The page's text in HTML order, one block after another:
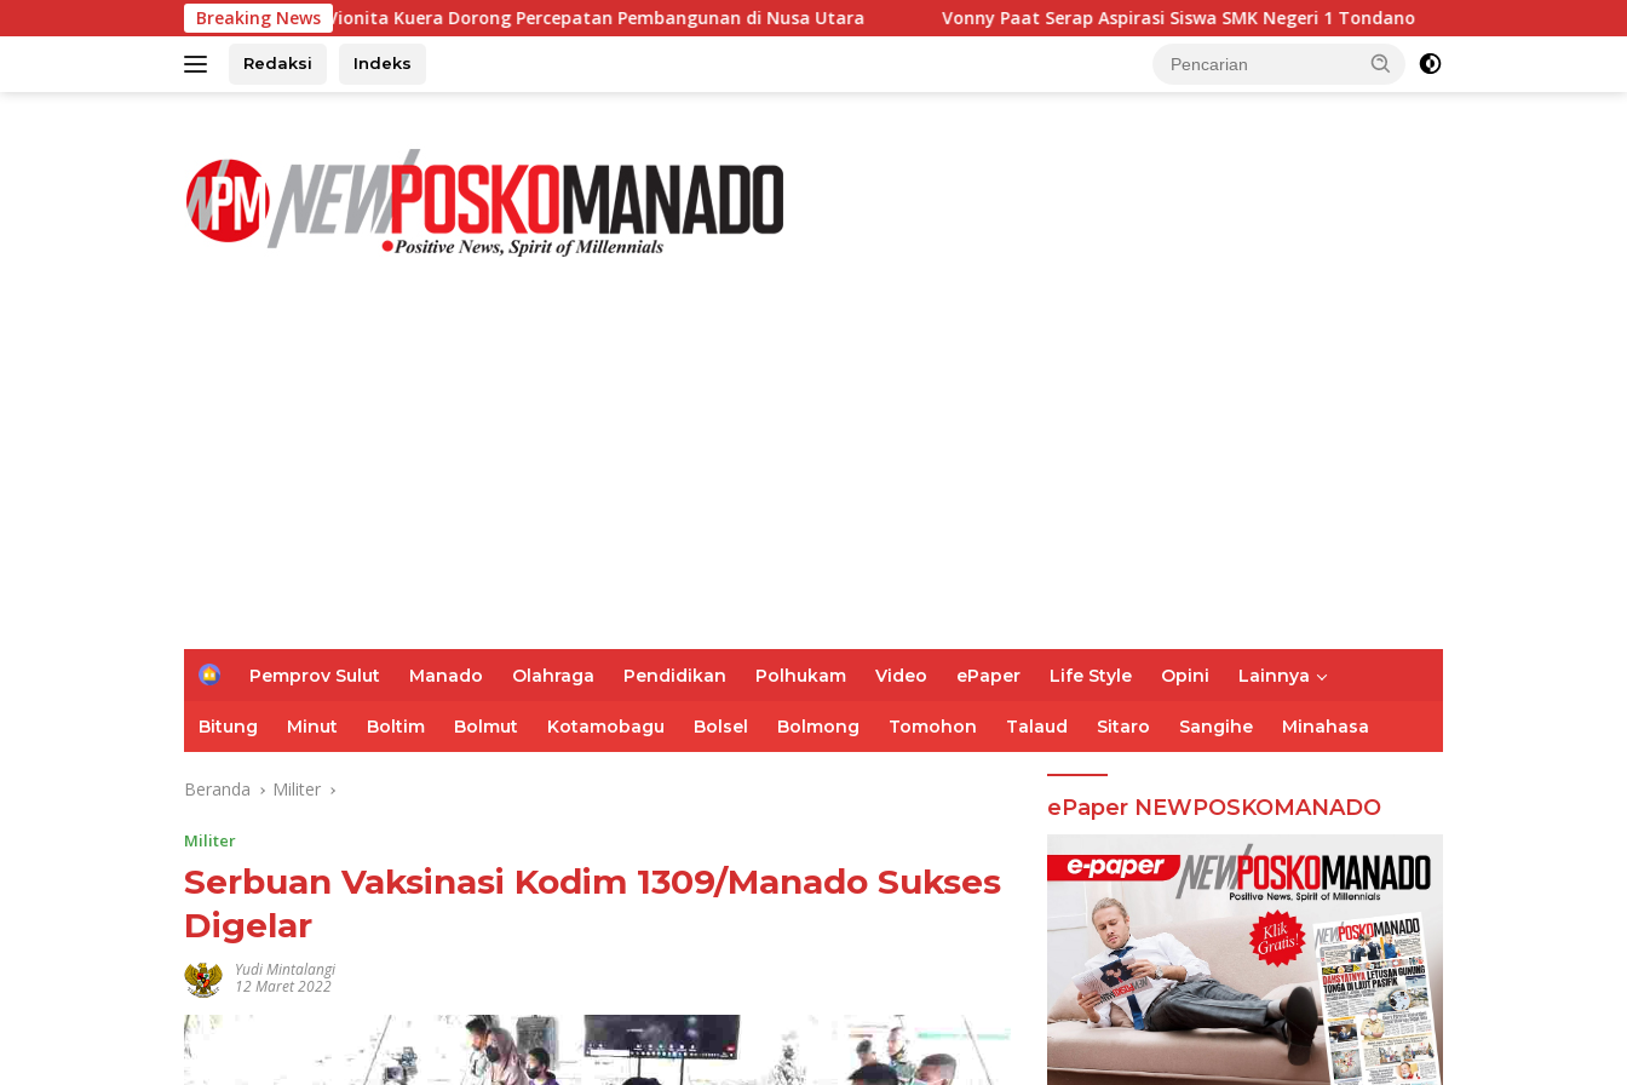
ke
Breaking News
di Kawahang Vionita Kuera Dorong Percepatan Pembangunan di Nusa Utara Vonny Paat Serap Aspirasi Siswa SMK Negeri 1 Tondano DPRD Minsel Sahkan Perubahan Alat
Redaksi Indeks
H
e
Pemprov Sulut Manado Olahraga Pendidikan Polhukam Video ePaper Life Style Opini Lainnya
Bitung Minut Boltim Bolmut Kotamobagu Bolsel Bolmong Tomohon Talaud Sitaro Sangihe Minahasa
Beranda Militer
Militer
Serbuan Vaksinasi Kodim 1309/Manado Sukses
Digelar
Yudi Mintalangi
12 Maret 2022
ePaper NEWPOSKOMANADO